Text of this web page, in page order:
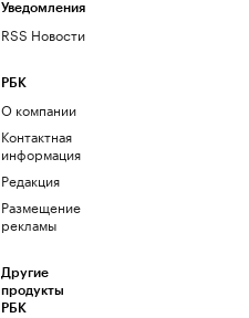
Уведомления
RSS Новости
РБК
О компании
Контактная
информация
Редакция
Размещение
рекламы
Другие
продукты
РБК